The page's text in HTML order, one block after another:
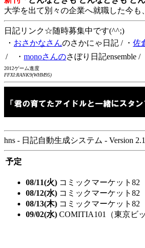
大学を出て別々の企業へ就職した今
日記リンク☆随時募集中です(^^;)
・ おさかなさんのさかにゃ日記 / ・ 佐
/ ・ monoさんのさぼり日記ensemble /
2012ゲーム進度
FFXI:RANK9(WHM95)
hns - 日記自動生成システム - Version
予定
08/11(火) コミックマーケット
08/12(水) コミックマーケット
08/13(木) コミックマーケット
09/02(水) COMITIA101（東京ビ